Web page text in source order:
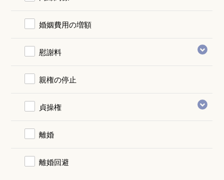
婚姻費用の増額
慰謝料
親権の停止
貞操権
離婚
離婚回避